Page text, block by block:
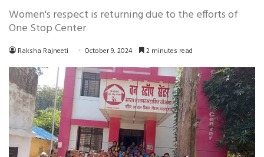
Women's respect is returning due to the efforts of
One Stop Center
Raksha Rajneeti October 9, 2024 2 minutes read